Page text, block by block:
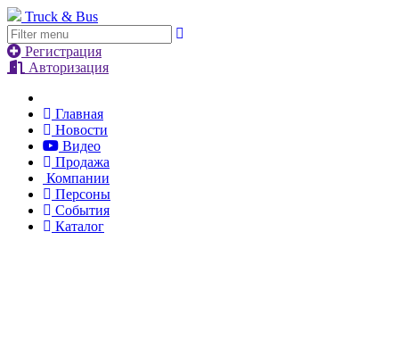
Truck & Bus
Регистрация
Авторизация
Главная
Новости
Видео
Продажа
Компании
Персоны
События
Каталог